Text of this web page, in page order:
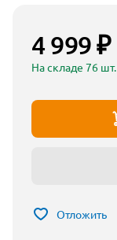
4 999 ₽
На складе 76 шт.
Отложить